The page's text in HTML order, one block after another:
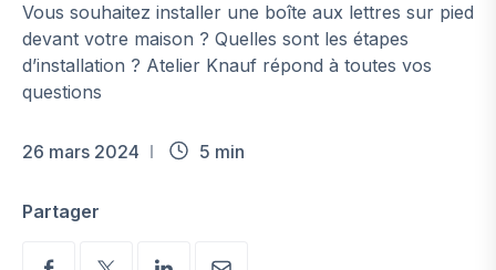
Vous souhaitez installer une boîte aux lettres sur pied
devant votre maison ? Quelles sont les étapes
d’installation ? Atelier Knauf répond à toutes vos
questions
26 mars 2024 5 min
Partager